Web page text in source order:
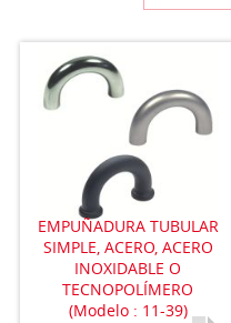
EMPUÑADURA TUBULAR
SIMPLE, ACERO, ACERO
INOXIDABLE O
TECNOPOLÍMERO
(Modelo : 11-39)